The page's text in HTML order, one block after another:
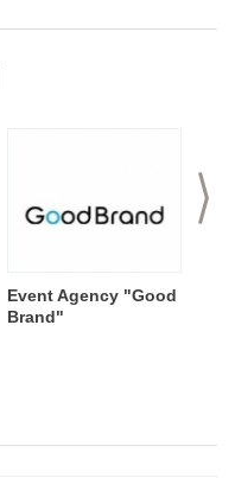
>
Event Agency "Good
Brand"